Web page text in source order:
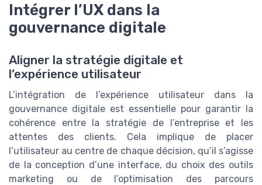
Intégrer l’UX dans la
gouvernance digitale
Aligner la stratégie digitale et
l’expérience utilisateur
L’intégration de l’expérience utilisateur dans la
gouvernance digitale est essentielle pour garantir la
cohérence entre la stratégie de l’entreprise et les
attentes des clients. Cela implique de placer
l’utilisateur au centre de chaque décision, qu’il s’agisse
de la conception d’une interface, du choix des outils
marketing ou de l’optimisation des parcours